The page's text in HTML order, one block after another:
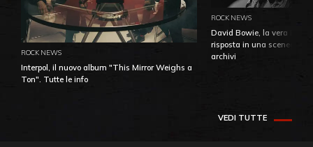
ROCK NEWS
Interpol, il nuovo album "This Mirror Weighs a
Ton". Tutte le info
ROCK NEWS
David Bowie, la vera
risposta in una
archivi
VEDI TUTTE